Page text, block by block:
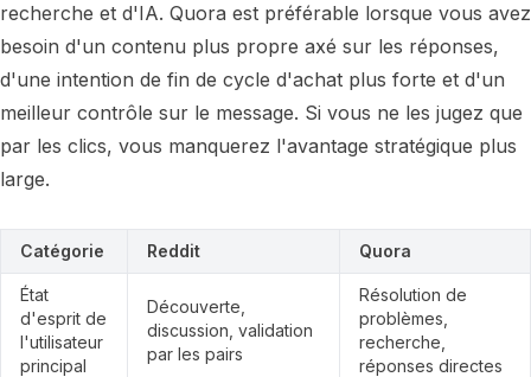
recherche et d'IA. Quora est préférable lorsque vous avez
besoin d'un contenu plus propre axé sur les réponses,
d'une intention de fin de cycle d'achat plus forte et d'un
meilleur contrôle sur le message. Si vous ne les jugez que
par les clics, vous manquerez l'avantage stratégique plus
large.
Catégorie Reddit Quora
État
d'esprit de
l'utilisateur
principal
Découverte,
discussion, validation
par les pairs
Résolution de
problèmes,
recherche,
réponses directes